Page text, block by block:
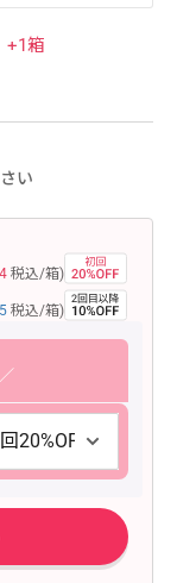
+1箱
い
税込/箱)
税込/箱)